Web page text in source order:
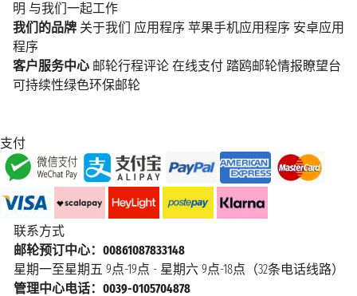
明 与我们一起工作
我们的品牌 关于我们 应用程序 苹果手机应用程序 安卓应用
程序
客户服务中心 邮轮行程评论 在线支付 踏鸥邮轮情报瞭望台
可持续性绿色环保邮轮
支付
联系方式
邮轮预订中心：00861087833148
星期一至星期五 9点-19点 - 星期六 9点-18点（32条电话线路）
管理中心电话：0039-0105704878